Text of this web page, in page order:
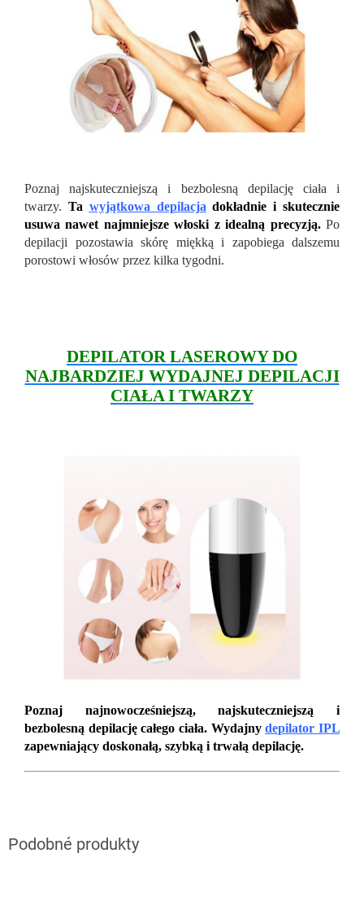
Poznaj najskuteczniejszą i bezbolesną depilację ciała i
twarzy. Ta wyjątkowa depilacja dokładnie i skutecznie
usuwa nawet najmniejsze włoski z idealną precyzją.Po
depilacji pozostawia skórę miękką i zapobiega dalszemu
porostowi włosów przez kilka tygodni.
DEPILATOR LASEROWY DO
NAJBARDZIEJ WYDAJNEJ DEPILACJI
CIAŁA I TWARZY
Poznaj najnowocześniejszą, najskuteczniejszą i
bezbolesną depilację całego ciała. Wydajnydepilator IPL
zapewniający doskonałą, szybką i trwałą depilację.